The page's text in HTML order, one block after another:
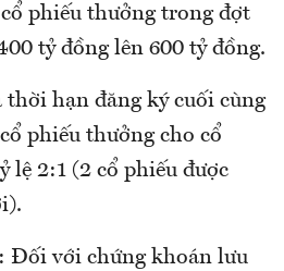
phiếu thưởng trong đợt
tỷ đồng lên 600 tỷ đồng.
thời hạn đăng ký cuối cùng
phiếu thưởng cho cổ
lệ 2:1 (2 cổ phiếu được
Đối với chứng khoán lưu